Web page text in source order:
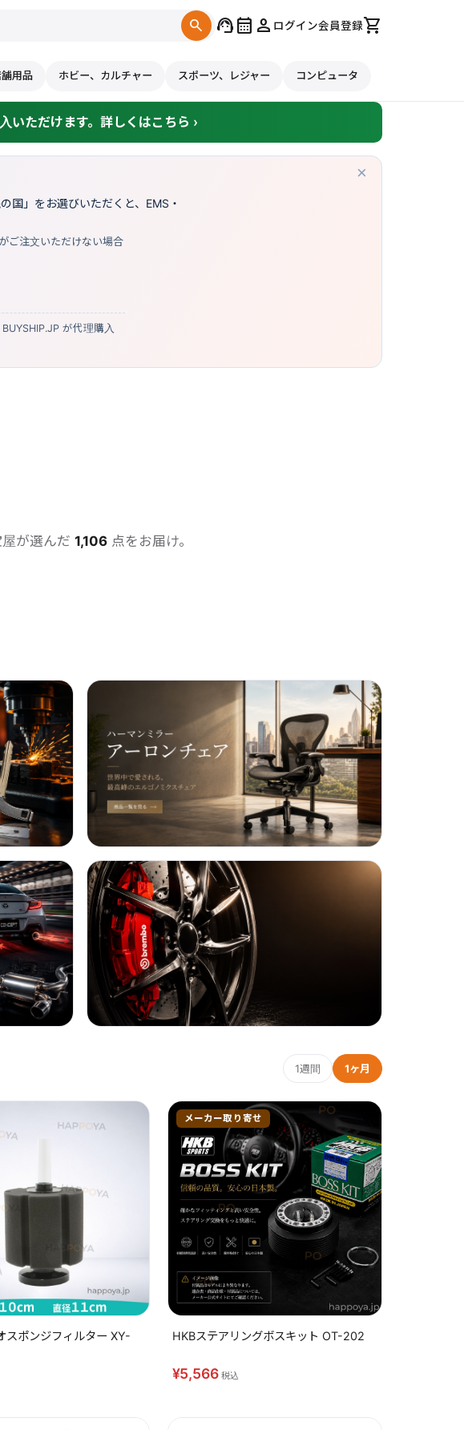
search support_agentcalendar_month person ログイン会員登録shopping_cart
用品 ホビー、カルチャー スポーツ、レジャー コンピュータ
ただけます。詳しくはこちら ›
×
国」をお選びいただくと、EMS・
ご注文いただけない場合
が代理購入
が選んだ 1,106 点をお届け。
1週間 1ヶ月
スポンジフィルター XY-
メーカー取り寄せ
HKBステアリングボスキット OT-202
¥5,566税込